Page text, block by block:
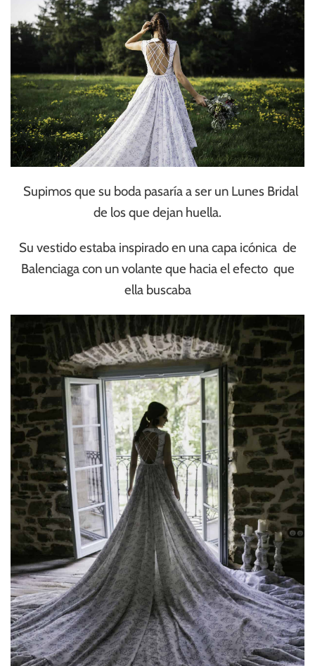
Supimos que su boda pasaría a ser un Lunes Bridal
de los que dejan huella.
Su vestido estaba inspirado en una capa icónica de
Balenciaga con un volante que hacia el efecto que
ella buscaba